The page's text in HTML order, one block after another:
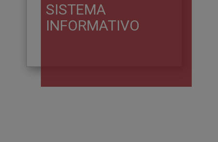
SISTEMA
INFORMATIVO